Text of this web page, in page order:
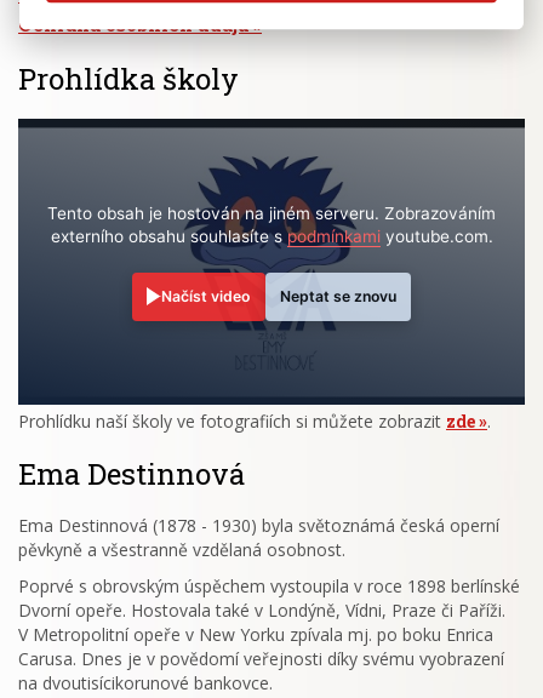
Ochrana osobních údajů
Prohlídka školy
Tento obsah je hostován na jiném serveru. Zobrazováním
externího obsahu souhlasíte spodmínkamiyoutube.com.
Načíst video Neptat se znovu
Prohlídku naší školy ve fotografiích si můžete zobrazit zde .
Ema Destinnová
Ema Destinnová (1878 - 1930) byla světoznámá česká operní
pěvkyně a všestranně vzdělaná osobnost.
Poprvé s obrovským úspěchem vystoupila v roce 1898 berlínské
Dvorní opeře. Hostovala také v Londýně, Vídni, Praze či Paříži.
V Metropolitní opeře v New Yorku zpívala mj. po boku Enrica
Carusa. Dnes je v povědomí veřejnosti díky svému vyobrazení
na dvoutisícikorunové bankovce.